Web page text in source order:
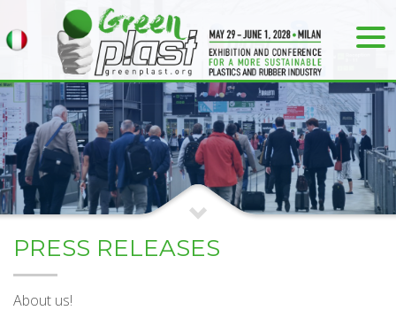
PRESS RELEASES
About us!